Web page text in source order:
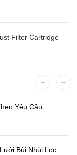
Filter Cartridge –
Yêu Cầu
Bùi Nhùi Lọc